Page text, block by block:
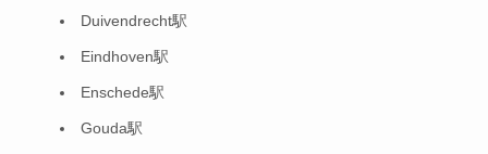
Duivendrecht駅
Eindhoven駅
Enschede駅
Gouda駅